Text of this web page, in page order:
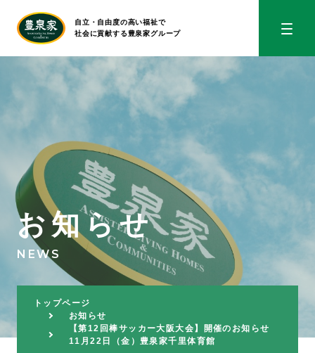
自立・自由度の高い福祉で
社会に貢献する 豊泉家グループ
豊泉家
ほうせんか
お知らせ
NEWS
トップページ
お知らせ
【第12回棒サッカー大阪大会】開催のお知らせ
11月22日（金）豊泉家千里体育館